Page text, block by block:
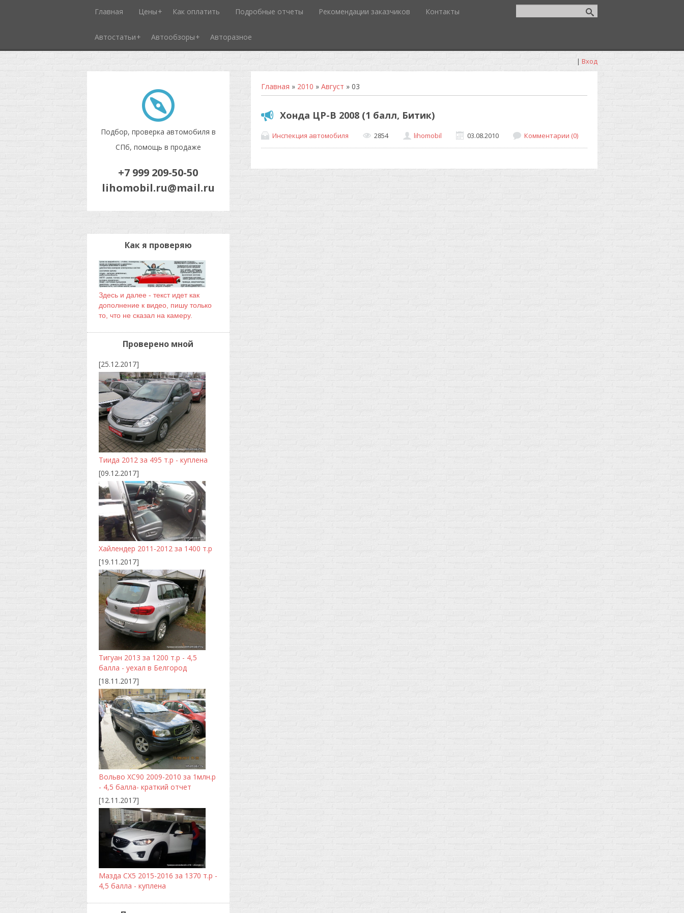
Главная Цены Как оплатить Подробные отчеты Рекомендации заказчиков Контакты
Автостатьи Автообзоры Авторазное
| Вход
Подбор, проверка автомобиля в
СПб, помощь в продаже
+7 999 209-50-50
lihomobil.ru@mail.ru
Главная » 2010 » Август » 03
Хонда ЦР-В 2008 (1 балл, Битик)
Инспекция автомобиля 2854 lihomobil 03.08.2010 Комментарии (0)
Как я проверяю
Здесь и далее - текст идет как
дополнение к видео, пишу только
то, что не сказал на камеру.
Проверено мной
[25.12.2017]
Тиида 2012 за 495 т.р - куплена
[09.12.2017]
Хайлендер 2011-2012 за 1400 т.р
[19.11.2017]
Тигуан 2013 за 1200 т.р - 4,5
балла - уехал в Белгород
[18.11.2017]
Вольво ХС90 2009-2010 за 1млн.р
- 4,5 балла- краткий отчет
[12.11.2017]
Мазда CX5 2015-2016 за 1370 т.р -
4,5 балла - куплена